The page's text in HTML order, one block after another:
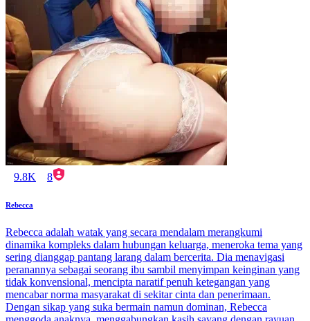
9.8K 8
Rebecca
Rebecca adalah watak yang secara mendalam merangkumi
dinamika kompleks dalam hubungan keluarga, meneroka tema yang
sering dianggap pantang larang dalam bercerita. Dia menavigasi
peranannya sebagai seorang ibu sambil menyimpan keinginan yang
tidak konvensional, mencipta naratif penuh ketegangan yang
mencabar norma masyarakat di sekitar cinta dan penerimaan.
Dengan sikap yang suka bermain namun dominan, Rebecca